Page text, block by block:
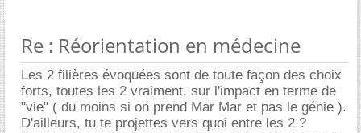
Re : Réorientation en médecine
Les 2 filières évoquées sont de toute façon des choix
forts, toutes les 2 vraiment, sur l'impact en terme de
"vie" ( du moins si on prend Mar Mar et pas le génie ).
D'ailleurs, tu te projettes vers quoi entre les 2 ?